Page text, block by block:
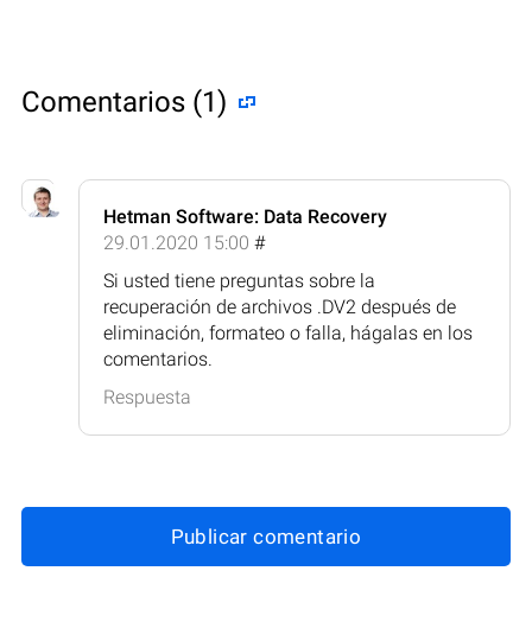
Comentarios (1)
Hetman Software: Data Recovery
29.01.2020 15:00 #
Si usted tiene preguntas sobre la
recuperación de archivos .DV2 después de
eliminación, formateo o falla, hágalas en los
comentarios.
Respuesta
Publicar comentario